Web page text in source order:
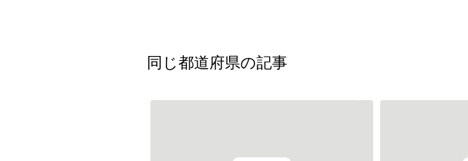
全国
北海道・東北地方
同じ都道府県の記事